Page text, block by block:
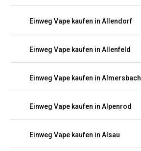
Einweg Vape kaufen in Allendorf
Einweg Vape kaufen in Allenfeld
Einweg Vape kaufen in Almersbach
Einweg Vape kaufen in Alpenrod
Einweg Vape kaufen in Alsau